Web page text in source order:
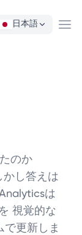
日本語
のか
し答えは
は
視覚的な
更新しま